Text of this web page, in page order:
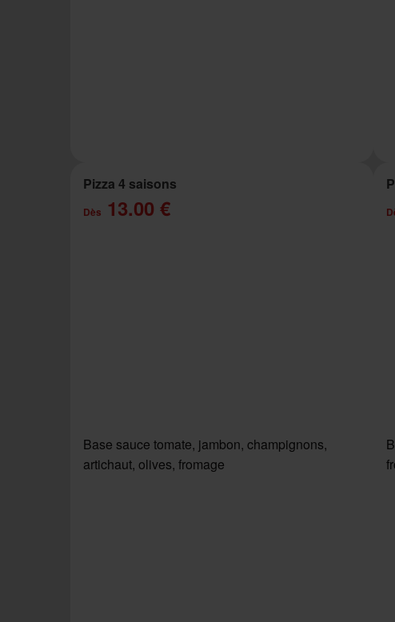
Pizza 4 saisons
Dès 13.00 €
Base sauce tomate, jambon, champignons,
artichaut, olives, fromage